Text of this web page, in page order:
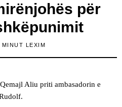
për
MINUT LEXIM
Aliu priti ambasadorin e